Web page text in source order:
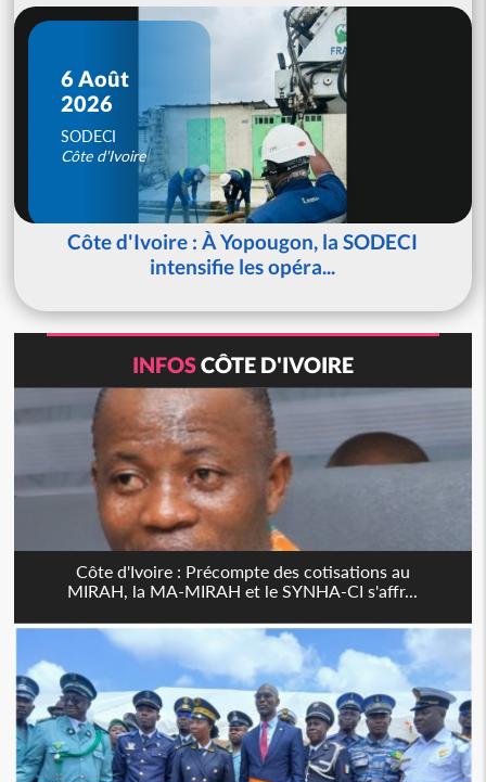
6 Août
2026
SODECI
Côte d'Ivoire
Côte d'Ivoire : À Yopougon, la SODECI
intensifie les opéra...
INFOSCÔTE D'IVOIRE
Côte d'Ivoire : Précompte des cotisations au
MIRAH, la MA-MIRAH et le SYNHA-CI s'affr...